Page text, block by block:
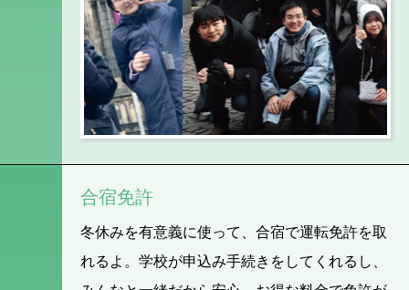
合宿免許
冬休みを有意義に使って、合宿で運転免許を取
れるよ。学校が申込み手続きをしてくれるし、